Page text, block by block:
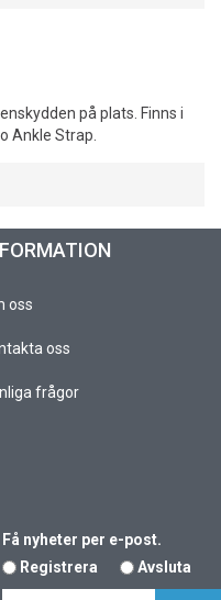
på plats. Finns i
Ankle Strap.
oss
oss
frågor
Få nyheter per e-post.
Registrera
Avsluta